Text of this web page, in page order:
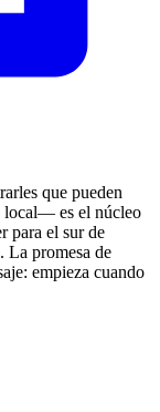
que pueden
local— es el núcleo
para el sur de
La promesa de
empieza cuando